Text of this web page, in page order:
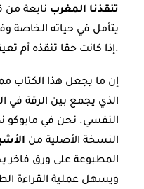
تنقذنا المغرب نابعة من
يتأمل في حياته الخاصة
إذا كانت حقا تنقذه أم تعيقه عن التقدم.
إن ما يجعل هذا الكتاب
الذي يجمع بين الرقة في
النفسي. نحن في مابوكو
النسخة الأصلية من
المطبوعة على ورق فاخر
ويسهل عملية القراءة